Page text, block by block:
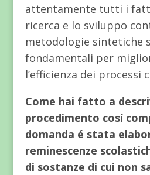
attentamente tutti i
ricerca e lo sviluppo
metodologie sintetiche
fondamentali per
l’efficienza dei processi
Come hai fatto a
procedimento cosí
domanda é stata
reminescenze
di sostanze di cui non